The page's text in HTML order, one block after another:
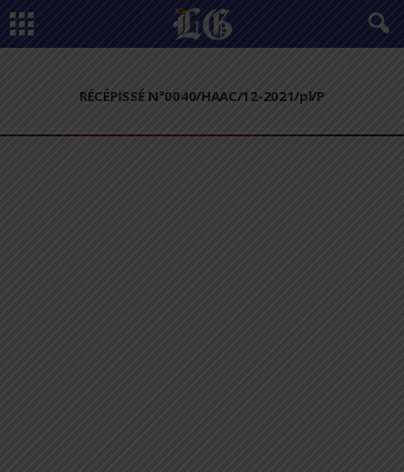
RÉCÉPISSÉ N°0040/HAAC/12-2021/pl/P